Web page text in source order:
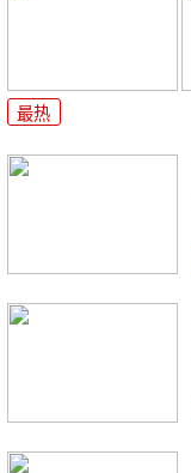
最热